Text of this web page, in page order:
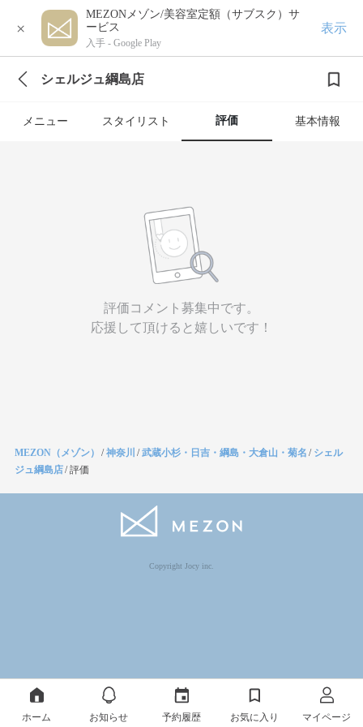
×
MEZONメゾン/美容室定額（サブスク）サ
ービス
入手 - Google Play
表示
シェルジュ綱島店
メニュー スタイリスト 評価 基本情報
評価コメント募集中です。
応援して頂けると嬉しいです！
MEZON（メゾン） /神奈川 /武蔵小杉・日吉・綱島・大倉山・菊名 / シェル
ジュ綱島店/評価
Copyright Jocy inc.
ホーム お知らせ 予約履歴 お気に入り マイページ